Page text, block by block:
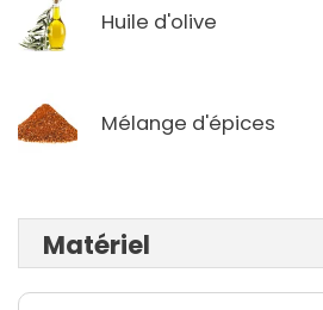
Huile d'olive
Mélange d'épices
Matériel